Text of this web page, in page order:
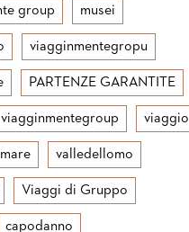
group musei
viagginmentegropu
PARTENZE GARANTITE
viagginmentegroup viaggio
valledellomo
Viaggi di Gruppo
capodanno